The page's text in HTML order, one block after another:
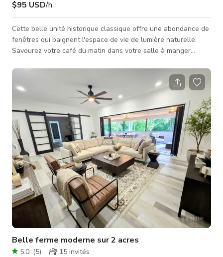
$95 USD/h
Cette belle unité historique classique offre une abondance de
fenêtres qui baignent l'espace de vie de lumière naturelle.
Savourez votre café du matin dans votre salle à manger
et chic. Invitez des amis à cuisiner dans votre cuisine
ultramoderne entièrement équipée et terminez votre soirée
blotti sur le canapé. Passez votre journée à travailler dans le
bureau exécutif ou prenez du temps pour vous promener dans
Grant Park,
Belle ferme moderne sur 2 acres
5.0 (5) 15 invités